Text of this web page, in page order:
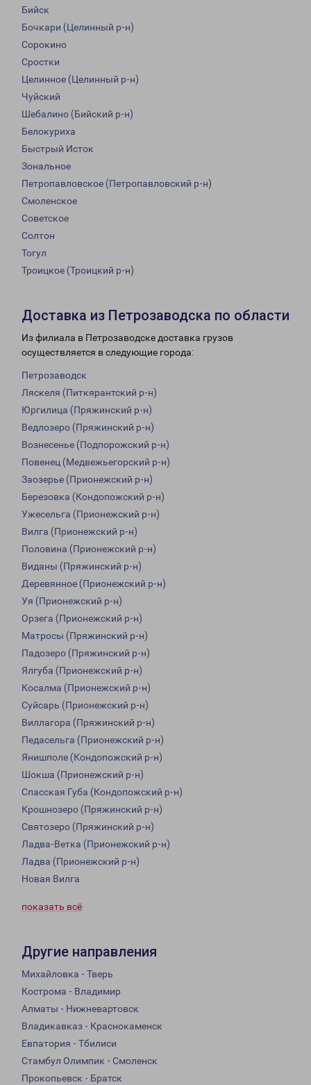
Бийск
Бочкари (Целинный р-н)
Сорокино
Сростки
Целинное (Целинный р-н)
Чуйский
Шебалино (Бийский р-н)
Белокуриха
Быстрый Исток
Зональное
Петропавловское (Петропавловский р-н)
Смоленское
Советское
Солтон
Тогул
Троицкое (Троицкий р-н)
Доставка из Петрозаводска по области
Из филиала в Петрозаводске доставка грузов
осуществляется в следующие города:
Петрозаводск
Ляскеля (Питкярантский р-н)
Юргилица (Пряжинский р-н)
Ведлозеро (Пряжинский р-н)
Вознесенье (Подпорожский р-н)
Повенец (Медвежьегорский р-н)
Заозерье (Прионежский р-н)
Березовка (Кондопожский р-н)
Ужесельга (Прионежский р-н)
Вилга (Прионежский р-н)
Половина (Прионежский р-н)
Виданы (Пряжинский р-н)
Деревянное (Прионежский р-н)
Уя (Прионежский р-н)
Орзега (Прионежский р-н)
Матросы (Пряжинский р-н)
Падозеро (Пряжинский р-н)
Ялгуба (Прионежский р-н)
Косалма (Прионежский р-н)
Суйсарь (Прионежский р-н)
Виллагора (Пряжинский р-н)
Педасельга (Прионежский р-н)
Янишполе (Кондопожский р-н)
Шокша (Прионежский р-н)
Спасская Губа (Кондопожский р-н)
Крошнозеро (Пряжинский р-н)
Святозеро (Пряжинский р-н)
Ладва-Ветка (Прионежский р-н)
Ладва (Прионежский р-н)
Новая Вилга
показать всё
Другие направления
Михайловка - Тверь
Кострома - Владимир
Алматы - Нижневартовск
Владикавказ - Краснокаменск
Евпатория - Тбилиси
Стамбул Олимпик - Смоленск
Прокопьевск - Братск